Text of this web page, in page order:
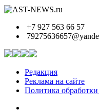
+7 927 563 66 57
Редакция
Реклама на сайте
Политика